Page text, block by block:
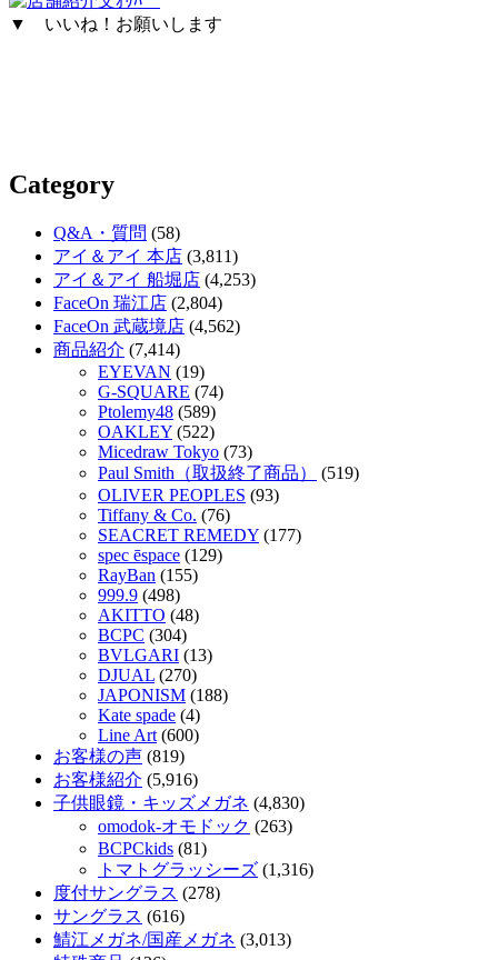
▼ いいね！お願いします
Category
Q&A・質問 (58)
アイ＆アイ 本店 (3,811)
アイ＆アイ 船堀店 (4,253)
FaceOn 瑞江店 (2,804)
FaceOn 武蔵境店 (4,562)
商品紹介 (7,414)
EYEVAN (19)
G-SQUARE (74)
Ptolemy48 (589)
OAKLEY (522)
Micedraw Tokyo (73)
Paul Smith（取扱終了商品）
(519)
OLIVER PEOPLES (93)
Tiffany & Co. (76)
SEACRET REMEDY (177)
spec ēspace (129)
RayBan (155)
999.9 (498)
AKITTO (48)
BCPC (304)
BVLGARI (13)
DJUAL (270)
JAPONISM (188)
Kate spade (4)
Line Art (600)
お客様の声 (819)
お客様紹介 (5,916)
子供眼鏡・キッズメガネ (4,830)
omodok-オモドック (263)
BCPCkids (81)
トマトグラッシーズ (1,316)
度付サングラス (278)
サングラス (616)
鯖江メガネ/国産メガネ (3,013)